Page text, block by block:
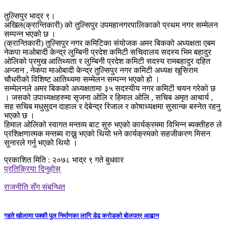
तुल्सिपुर भाद्र ९।
अखिल(क्रान्तिकारी) को तुल्सिपुर उपमहानगरपालिकाको प्रथम नगर सम्मेलन
सम्पन्न भएको छ ।
(क्रान्तिकारी) तुल्सिपुर नगर कमिटिका संयोजक अमर बिकको अध्यक्षता एबम
नेकपा माओबादी केन्द्र लुम्बिनी प्रदेश कमिटी सचिवालय सदस्य भिम बहादुर
ओलिको प्रमुख आतिथ्यता र लुम्बिनी प्रदेश कमिटी सदस्य रामबहादुर दहित
अन्जान , नेकपा माओबादी केन्द्र तुल्सिपुर नगर कमिटी अध्यक्ष खुसिराम
चौधरीको विशिष्ट आतिथ्यमा सम्मेलन सम्पन्न भएको हो ।
सम्मेलनले अमर बिकको अध्यक्षतामा ३५ सदस्यीय नगर कमिटी चयन गरेको छ
। जसको उपाध्यक्षहरुमा सृजना ओलि र हिमाल ओलि , सचिब अमृत आचार्य ,
सह सचिब मधुसुदन दाहाल र देबेन्द्र रिजाल र कोषाध्यक्षमा सुसान्क बस्नेत रहनु
भएको छ ।
हिमाल ओलिको स्वागत मन्तव्य बाट सुरु भएको कार्यक्रममा विभिन्न ब्यक्तीहरु ले
प्रशिक्षणात्मक मन्तब्य राख्नु भएको थियो भने कार्यक्रमको सहजीकरण मिसन
सुनारले गर्नु भएको थियो ।
प्रकाशित मिति : २०७८ भाद्र ९ गते बुधवार
प्रतिक्रिया दिनुहोस्
राजनीति सँग संबन्धित
गहते खोलामा पक्की पुल निर्माणका लागि डेढ करोडको बोलपत्र आह्वान